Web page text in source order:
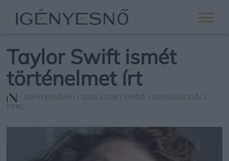
Taylor Swift ismét
történelmet írt